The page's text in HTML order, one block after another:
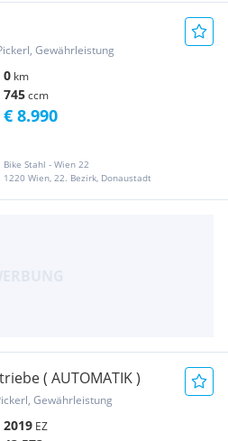
Gewährleistung
0 km
745ccm
Bike Stahl - Wien 22
1220 Wien, 22. Bezirk, Donaustadt
€ 8.990
( AUTOMATIK )
Gewährleistung
2019 EZ